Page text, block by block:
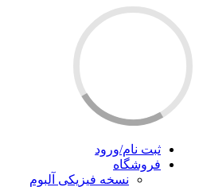
ثبت نام/ورود
فروشگاه
نسخه فیزیکی آلبوم